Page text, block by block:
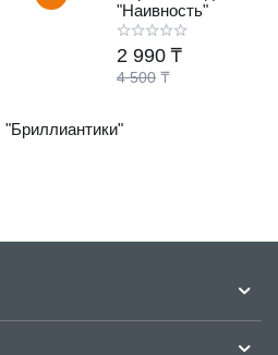
"Наивность"
4 500 ₸
2 990 ₸